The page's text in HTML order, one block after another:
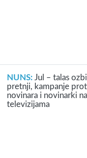
NUNS: Jul – talas
pretnji, kampanje
novinara i novinarki
televizijama